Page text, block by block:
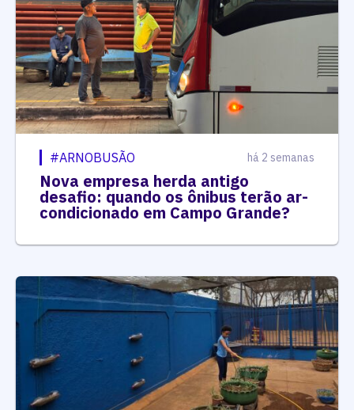
#ARNOBUSÃO há 2 semanas
Nova empresa herda antigo
desafio: quando os ônibus terão ar-
condicionado em Campo Grande?